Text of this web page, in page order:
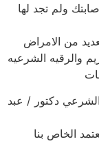
ولم تجد لها
من الامراض
والرقيه الشرعيه
الشرعي دكتور / عبد
الخاص بنا